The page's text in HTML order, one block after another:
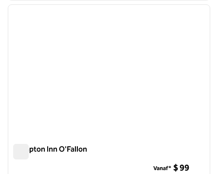
1 van 12
Hampton Inn O'Fallon
Vanaf* $ 99